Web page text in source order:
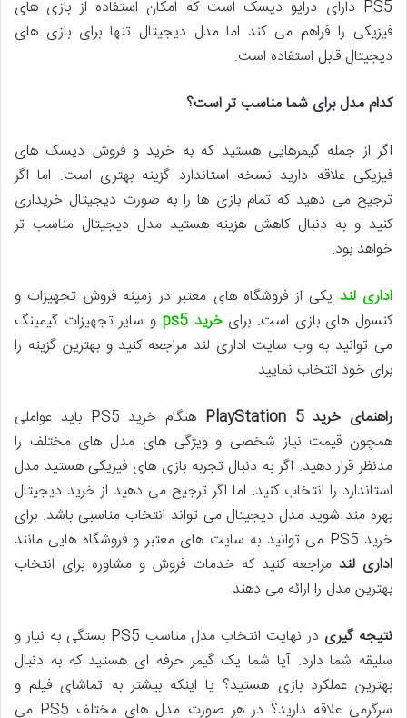
PS5 دارای درایو دیسک است که امکان استفاده از بازی های
فیزیکی را فراهم می کند اما مدل دیجیتال تنها برای بازی های
دیجیتال قابل استفاده است.
کدام مدل برای شما مناسب تر است؟
اگر از جمله گیمرهایی هستید که به خرید و فروش دیسک های
فیزیکی علاقه دارید نسخه استاندارد گزینه بهتری است. اما اگر
ترجیح می دهید که تمام بازی ها را به صورت دیجیتال خریداری
کنید و به دنبال کاهش هزینه هستید مدل دیجیتال مناسب تر
خواهد بود.
اداری لند یکی از فروشگاه های معتبر در زمینه فروش تجهیزات و
کنسول های بازی است. برایخرید ps5
و سایر تجهیزات گیمینگ
می توانید به وب سایت اداری لند مراجعه کنید و بهترین گزینه را
برای خود انتخاب نمایید
راهنمای خریدPlayStation 5
هنگام خرید PS5 باید عواملی
همچون قیمت نیاز شخصی و ویژگی های مدل های مختلف را
مدنظر قرار دهید. اگر به دنبال تجربه بازی های فیزیکی هستید مدل
استاندارد را انتخاب کنید. اما اگر ترجیح می دهید از خرید دیجیتال
بهره مند شوید مدل دیجیتال می تواند انتخاب مناسبی باشد. برای
خرید PS5 می توانید به سایت های معتبر و فروشگاه هایی مانند
اداری لند مراجعه کنید که خدمات فروش و مشاوره برای انتخاب
بهترین مدل را ارائه می دهند.
نتیجه گیری
در نهایت انتخاب مدل مناسب PS5 بستگی به نیاز و
سلیقه شما دارد. آیا شما یک گیمر حرفه ای هستید که به دنبال
بهترین عملکرد بازی هستید؟ یا اینکه بیشتر به تماشای فیلم و
سرگرمی علاقه دارید؟ در هر صورت مدل های مختلف PS5 می